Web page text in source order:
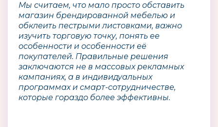
Мы считаем, что мало просто обставить
магазин брендированной мебелью и
обклеить пестрыми листовками, важно
изучить торговую точку, понять ее
особенности и особенности её
покупателей. Правильные решения
заключаются не в массовых рекламных
кампаниях, а в индивидуальных
программах и смарт-сотрудничестве,
которые гораздо более эффективны.